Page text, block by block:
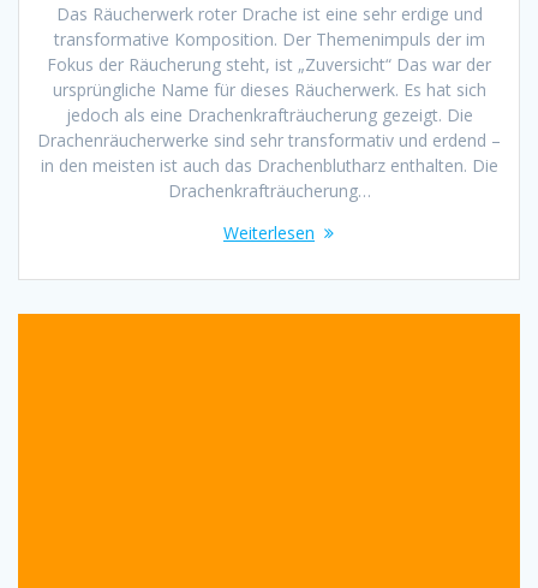
Das Räucherwerk roter Drache ist eine sehr erdige und
transformative Komposition. Der Themenimpuls der im
Fokus der Räucherung steht, ist „Zuversicht“ Das war der
ursprüngliche Name für dieses Räucherwerk. Es hat sich
jedoch als eine Drachenkrafträucherung gezeigt. Die
Drachenräucherwerke sind sehr transformativ und erdend –
in den meisten ist auch das Drachenblutharz enthalten. Die
Drachenkrafträucherung…
Weiterlesen